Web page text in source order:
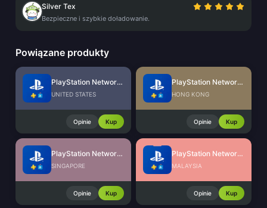
Silver Tex
Bezpieczne i szybkie doładowanie.
Powiązane produkty
PlayStation Network Card (US)
UNITED STATES
Opinie Kup
PlayStation Network Card (HK)
HONG KONG
Opinie Kup
PlayStation Network Card (SG)
SINGAPORE
Opinie Kup
PlayStation Network Card (MY)
MALAYSIA
Opinie Kup